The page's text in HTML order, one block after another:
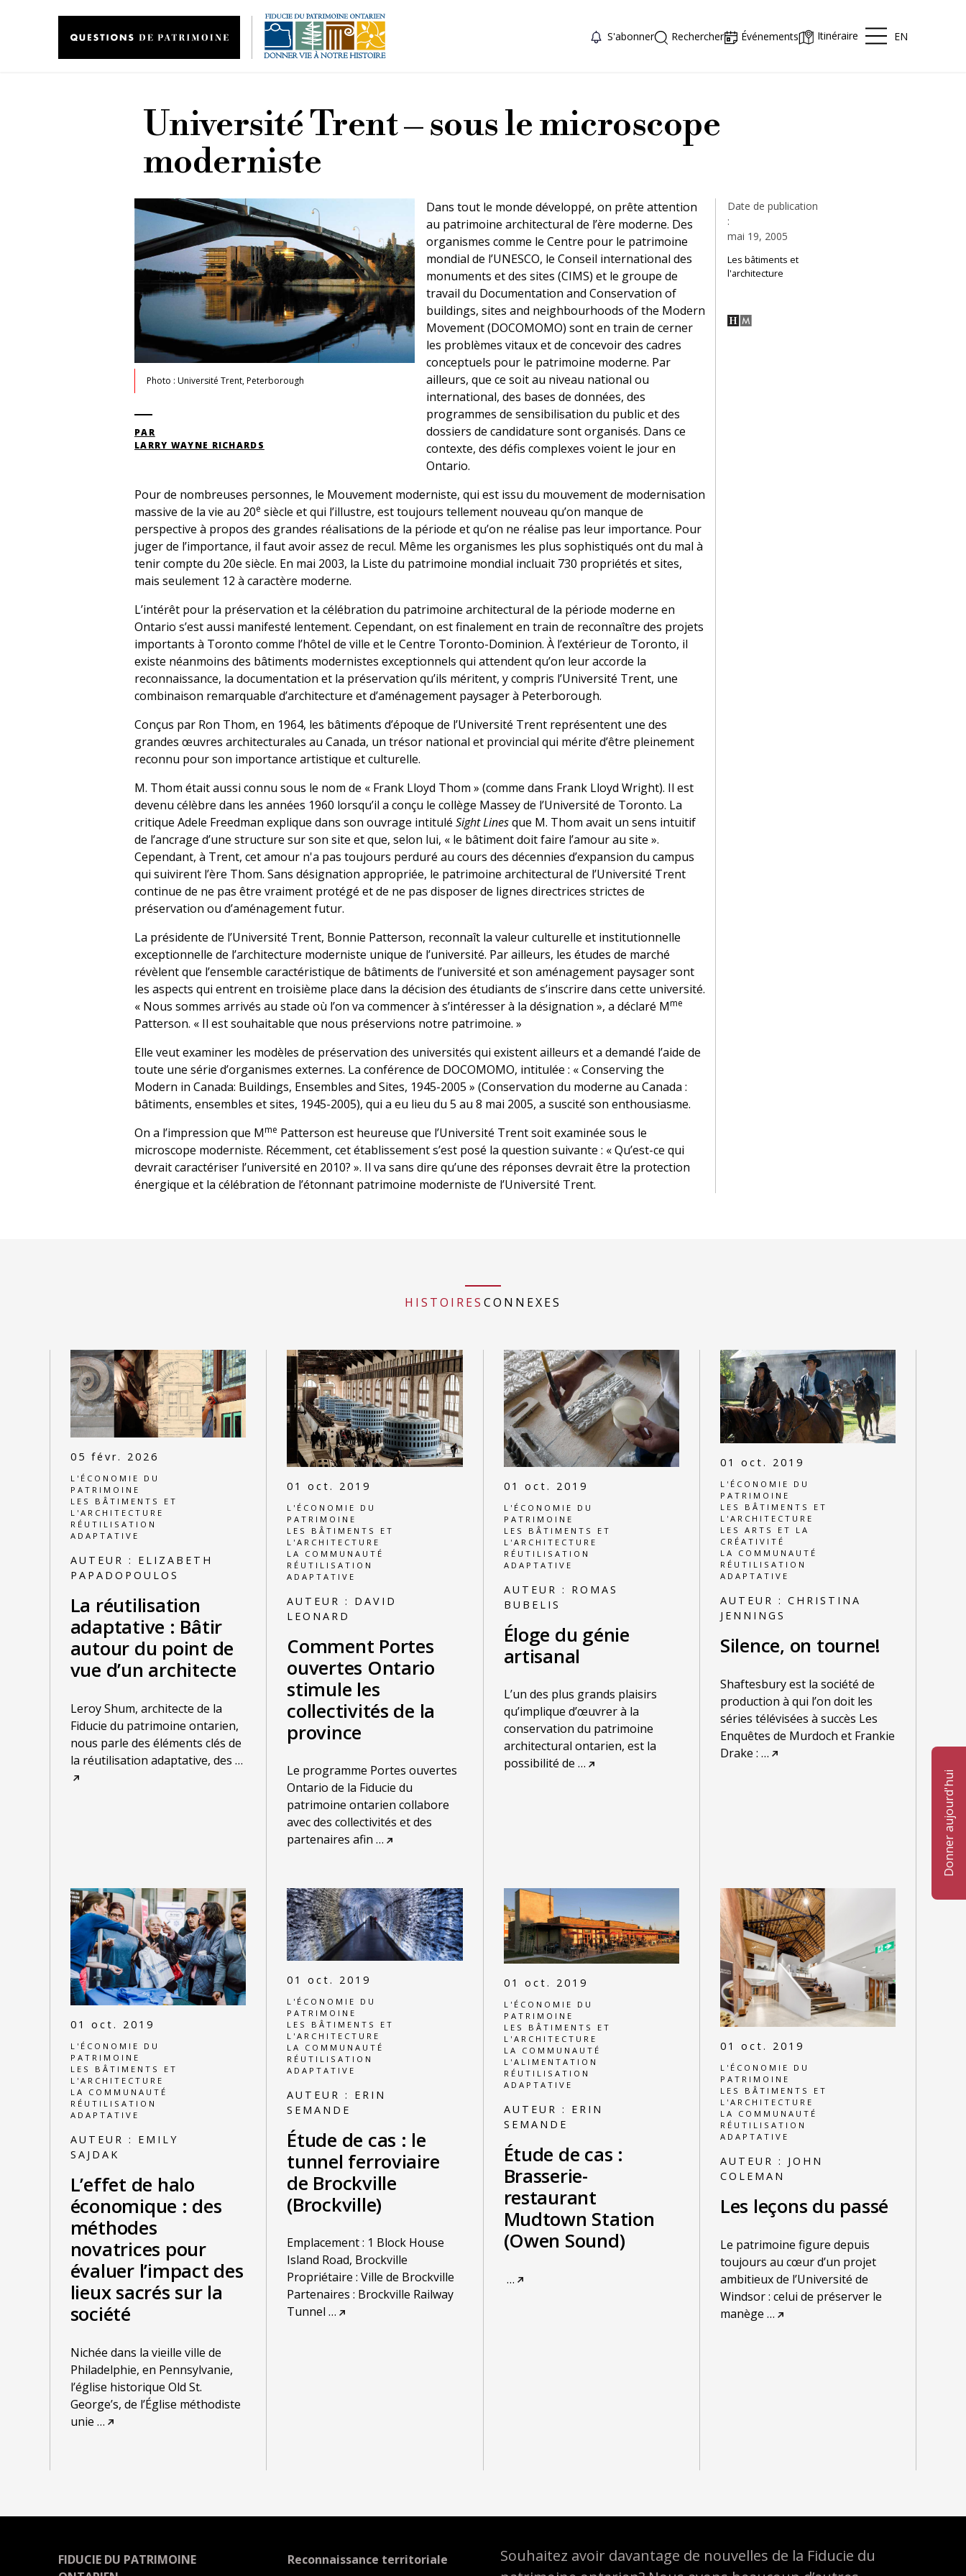
S'abonner Rechercher Événements Itinéraire EN
Donner aujourd'hui
Université Trent – sous le microscope
moderniste
Date de publication
:
mai 19, 2005
Les bâtiments et
l'architecture
Photo : Université Trent, Peterborough
PAR
LARRY WAYNE RICHARDS
Dans tout le monde développé, on prête attention
au patrimoine architectural de l’ère moderne. Des
organismes comme le Centre pour le patrimoine
mondial de l’UNESCO, le Conseil international des
monuments et des sites (CIMS) et le groupe de
travail du Documentation and Conservation of
buildings, sites and neighbourhoods of the Modern
Movement (DOCOMOMO) sont en train de cerner
les problèmes vitaux et de concevoir des cadres
conceptuels pour le patrimoine moderne. Par
ailleurs, que ce soit au niveau national ou
international, des bases de données, des
programmes de sensibilisation du public et des
dossiers de candidature sont organisés. Dans ce
contexte, des défis complexes voient le jour en
Ontario.
Pour de nombreuses personnes, le Mouvement moderniste, qui est issu du mouvement de modernisation
massive de la vie au 20e siècle et qui l’illustre, est toujours tellement nouveau qu’on manque de
perspective à propos des grandes réalisations de la période et qu’on ne réalise pas leur importance. Pour
juger de l’importance, il faut avoir assez de recul. Même les organismes les plus sophistiqués ont du mal à
tenir compte du 20e siècle. En mai 2003, la Liste du patrimoine mondial incluait 730 propriétés et sites,
mais seulement 12 à caractère moderne.
L’intérêt pour la préservation et la célébration du patrimoine architectural de la période moderne en
Ontario s’est aussi manifesté lentement. Cependant, on est finalement en train de reconnaître des projets
importants à Toronto comme l’hôtel de ville et le Centre Toronto-Dominion. À l’extérieur de Toronto, il
existe néanmoins des bâtiments modernistes exceptionnels qui attendent qu’on leur accorde la
reconnaissance, la documentation et la préservation qu’ils méritent, y compris l’Université Trent, une
combinaison remarquable d’architecture et d’aménagement paysager à Peterborough.
Conçus par Ron Thom, en 1964, les bâtiments d’époque de l’Université Trent représentent une des
grandes œuvres architecturales au Canada, un trésor national et provincial qui mérite d’être pleinement
reconnu pour son importance artistique et culturelle.
M. Thom était aussi connu sous le nom de « Frank Lloyd Thom » (comme dans Frank Lloyd Wright). Il est
devenu célèbre dans les années 1960 lorsqu’il a conçu le collège Massey de l’Université de Toronto. La
critique Adele Freedman explique dans son ouvrage intitulé Sight Linesque M. Thom avait un sens intuitif
de l’ancrage d’une structure sur son site et que, selon lui, « le bâtiment doit faire l’amour au site ».
Cependant, à Trent, cet amour n'a pas toujours perduré au cours des décennies d’expansion du campus
qui suivirent l’ère Thom. Sans désignation appropriée, le patrimoine architectural de l’Université Trent
continue de ne pas être vraiment protégé et de ne pas disposer de lignes directrices strictes de
préservation ou d’aménagement futur.
La présidente de l’Université Trent, Bonnie Patterson, reconnaît la valeur culturelle et institutionnelle
exceptionnelle de l’architecture moderniste unique de l’université. Par ailleurs, les études de marché
révèlent que l’ensemble caractéristique de bâtiments de l’université et son aménagement paysager sont
les aspects qui entrent en troisième place dans la décision des étudiants de s’inscrire dans cette université.
« Nous sommes arrivés au stade où l’on va commencer à s’intéresser à la désignation », a déclaré Mme
Patterson. « Il est souhaitable que nous préservions notre patrimoine. »
Elle veut examiner les modèles de préservation des universités qui existent ailleurs et a demandé l’aide de
toute une série d’organismes externes. La conférence de DOCOMOMO, intitulée : « Conserving the
Modern in Canada: Buildings, Ensembles and Sites, 1945-2005 » (Conservation du moderne au Canada :
bâtiments, ensembles et sites, 1945-2005), qui a eu lieu du 5 au 8 mai 2005, a suscité son enthousiasme.
On a l’impression que Mme Patterson est heureuse que l’Université Trent soit examinée sous le
microscope moderniste. Récemment, cet établissement s’est posé la question suivante : « Qu’est-ce qui
devrait caractériser l’université en 2010? ». Il va sans dire qu’une des réponses devrait être la protection
énergique et la célébration de l’étonnant patrimoine moderniste de l’Université Trent.
HISTOIRES CONNEXES
05 févr. 2026
L'ÉCONOMIE DU
PATRIMOINE
LES BÂTIMENTS ET
L'ARCHITECTURE
RÉUTILISATION
ADAPTATIVE
AUTEUR : ELIZABETH
PAPADOPOULOS
La réutilisation
adaptative : Bâtir
autour du point de
vue d’un architecte
Leroy Shum, architecte de la
Fiducie du patrimoine ontarien,
nous parle des éléments clés de
la réutilisation adaptative, des …
01 oct. 2019
L'ÉCONOMIE DU
PATRIMOINE
LES BÂTIMENTS ET
L'ARCHITECTURE
LA COMMUNAUTÉ
RÉUTILISATION
ADAPTATIVE
AUTEUR : DAVID
LEONARD
Comment Portes
ouvertes Ontario
stimule les
collectivités de la
province
Le programme Portes ouvertes
Ontario de la Fiducie du
patrimoine ontarien collabore
avec des collectivités et des
partenaires afin …
01 oct. 2019
L'ÉCONOMIE DU
PATRIMOINE
LES BÂTIMENTS ET
L'ARCHITECTURE
RÉUTILISATION
ADAPTATIVE
AUTEUR : ROMAS
BUBELIS
Éloge du génie
artisanal
L’un des plus grands plaisirs
qu’implique d’œuvrer à la
conservation du patrimoine
architectural ontarien, est la
possibilité de …
01 oct. 2019
L'ÉCONOMIE DU
PATRIMOINE
LES BÂTIMENTS ET
L'ARCHITECTURE
LES ARTS ET LA
CRÉATIVITÉ
LA COMMUNAUTÉ
RÉUTILISATION
ADAPTATIVE
AUTEUR :CHRISTINA
JENNINGS
Silence, on tourne!
Shaftesbury est la société de
production à qui l’on doit les
séries télévisées à succès Les
Enquêtes de Murdoch et Frankie
Drake : …
01 oct. 2019
L'ÉCONOMIE DU
PATRIMOINE
LES BÂTIMENTS ET
L'ARCHITECTURE
LA COMMUNAUTÉ
RÉUTILISATION
ADAPTATIVE
AUTEUR : EMILY
SAJDAK
L’effet de halo
économique : des
méthodes
novatrices pour
évaluer l’impact des
lieux sacrés sur la
société
Nichée dans la vieille ville de
Philadelphie, en Pennsylvanie,
l’église historique Old St.
George’s, de l’Église méthodiste
unie …
01 oct. 2019
L'ÉCONOMIE DU
PATRIMOINE
LES BÂTIMENTS ET
L'ARCHITECTURE
LA COMMUNAUTÉ
RÉUTILISATION
ADAPTATIVE
AUTEUR : ERIN
SEMANDE
Étude de cas : le
tunnel ferroviaire
de Brockville
(Brockville)
Emplacement : 1 Block House
Island Road, Brockville
Propriétaire : Ville de Brockville
Partenaires : Brockville Railway
Tunnel …
01 oct. 2019
L'ÉCONOMIE DU
PATRIMOINE
LES BÂTIMENTS ET
L'ARCHITECTURE
LA COMMUNAUTÉ
L'ALIMENTATION
RÉUTILISATION
ADAPTATIVE
AUTEUR : ERIN
SEMANDE
Étude de cas :
Brasserie-
restaurant
Mudtown Station
(Owen Sound)
…
01 oct. 2019
L'ÉCONOMIE DU
PATRIMOINE
LES BÂTIMENTS ET
L'ARCHITECTURE
LA COMMUNAUTÉ
RÉUTILISATION
ADAPTATIVE
AUTEUR : JOHN
COLEMAN
Les leçons du passé
Le patrimoine figure depuis
toujours au cœur d’un projet
ambitieux de l’Université de
Windsor : celui de préserver le
manège …
FIDUCIE DU PATRIMOINE
Reconnaissance territoriale
Souhaitez avoir davantage de nouvelles de la Fiducie du